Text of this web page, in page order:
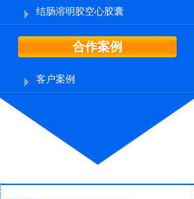
结肠溶明胶空心胶囊
合作案例
客户案例